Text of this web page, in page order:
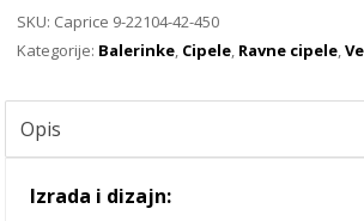
SKU: Caprice 9-22104-42-450
Kategorije: Balerinke, Cipele, Ravne cipele,
Izrada i dizajn: